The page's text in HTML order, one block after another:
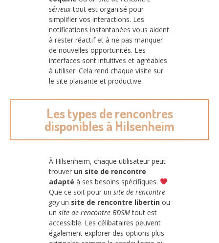
sérieuxtout est organisé pour
simplifier vos interactions. Les
notifications instantanées vous aident
à rester réactif et à ne pas manquer
de nouvelles opportunités. Les
interfaces sont intuitives et agréables
à utiliser. Cela rend chaque visite sur
le site plaisante et productive.
Les types de rencontres
disponibles à Hilsenheim
À Hilsenheim, chaque utilisateur peut
trouver un site de rencontre
adapté à ses besoins spécifiques.
Que ce soit pour un site de rencontre
gayun site de rencontre libertin ou
un site de rencontre BDSMtout est
accessible. Les célibataires peuvent
également explorer des options plus